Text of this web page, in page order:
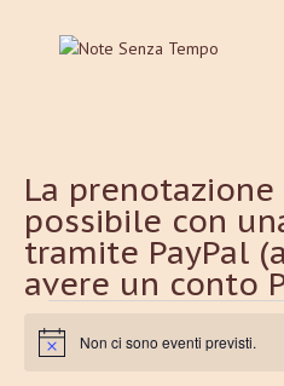
La
possibile con
tramite PayPal
avere un conto
Eventi
Notice Non ci sono eventi previsti.